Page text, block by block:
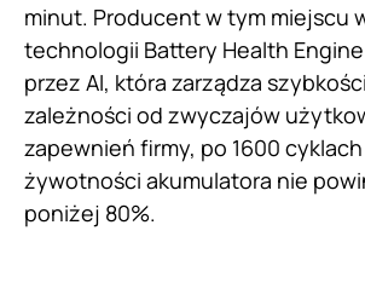
minut. Producent w tym miejscu
technologii Battery Health
przez AI, która zarządza
zależności od zwyczajów
zapewnień firmy, po 1600
żywotności akumulatora nie
poniżej 80%.